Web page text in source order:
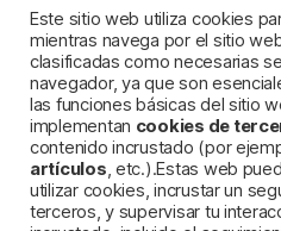
Este sitio web utiliza cookies
mientras navega por el sitio
clasificadas como necesarias
navegador, ya que son
las funciones básicas del sitio
implementan cookies de
contenido incrustado (por
artículos, etc.).Estas web
utilizar cookies, incrustar un
terceros, y supervisar tu